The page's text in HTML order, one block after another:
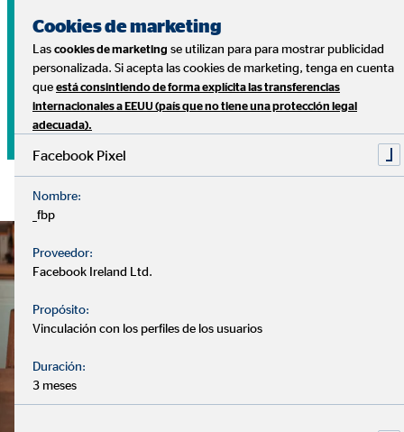
Tu dinero
Cookies de marketing
Las cookies de marketing se utilizan para para mostrar publicidad
personalizada. Si acepta las cookies de marketing, tenga en cuenta
que está consintiendo de forma explícita las transferencias
internacionales a EEUU (país que no tiene una protección legal
adecuada).
Facebook Pixel
Nombre:
_fbp
Proveedor:
Facebook Ireland Ltd.
Propósito:
Vinculación con los perfiles de los usuarios
Duración:
3 meses